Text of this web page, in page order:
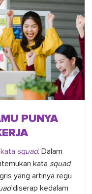
PUNYA
kata squad. Dalam
kata squad
yang artinya regu
diserap kedalam